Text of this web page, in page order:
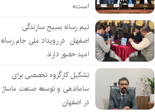
است»
تیم رسانه بسیج سازندگی
اصفهان در رویداد ملی جام رسانه
امید حضور دارند
تشکیل کارگروه تخصصی برای
ساماندهی و توسعه صنعت ماساژ
در اصفهان